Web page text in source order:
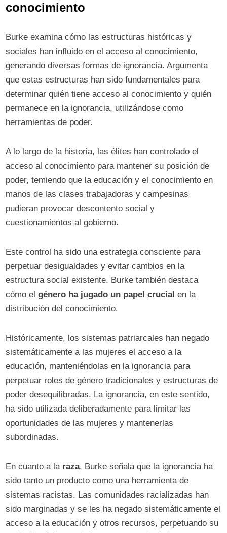
conocimiento
Burke examina cómo las estructuras históricas y
sociales han influido en el acceso al conocimiento,
generando diversas formas de ignorancia. Argumenta
que estas estructuras han sido fundamentales para
determinar quién tiene acceso al conocimiento y quién
permanece en la ignorancia, utilizándose como
herramientas de poder.
A lo largo de la historia, las élites han controlado el
acceso al conocimiento para mantener su posición de
poder, temiendo que la educación y el conocimiento en
manos de las clases trabajadoras y campesinas
pudieran provocar descontento social y
cuestionamientos al gobierno.
Este control ha sido una estrategia consciente para
perpetuar desigualdades y evitar cambios en la
estructura social existente. Burke también destaca
cómo elgénero ha jugado un papel crucial en la
distribución del conocimiento.
Históricamente, los sistemas patriarcales han negado
sistemáticamente a las mujeres el acceso a la
educación, manteniéndolas en la ignorancia para
perpetuar roles de género tradicionales y estructuras de
poder desequilibradas. La ignorancia, en este sentido,
ha sido utilizada deliberadamente para limitar las
oportunidades de las mujeres y mantenerlas
subordinadas.
En cuanto a la raza, Burke señala que la ignorancia ha
sido tanto un producto como una herramienta de
sistemas racistas. Las comunidades racializadas han
sido marginadas y se les ha negado sistemáticamente el
acceso a la educación y otros recursos, perpetuando su